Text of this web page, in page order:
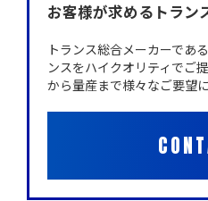
お客様が求めるトラン
トランス総合メーカーであ
ンスをハイクオリティでご
から量産まで様々なご要望